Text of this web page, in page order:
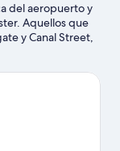
del aeropuerto y
Aquellos que
y Canal Street,
natural de la
Consulta el